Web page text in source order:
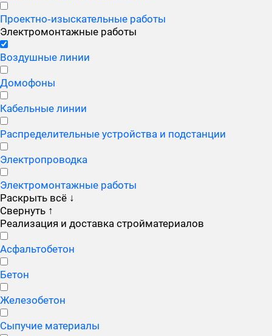
Проектно‑изыскательные работы
Электромонтажные работы
Воздушные линии
Домофоны
Кабельные линии
Распределительные устройства и подстанции
Электропроводка
Электромонтажные работы
Раскрыть всё ↓
Свернуть ↑
Реализация и доставка стройматериалов
Асфальтобетон
Бетон
Железобетон
Сыпучие материалы